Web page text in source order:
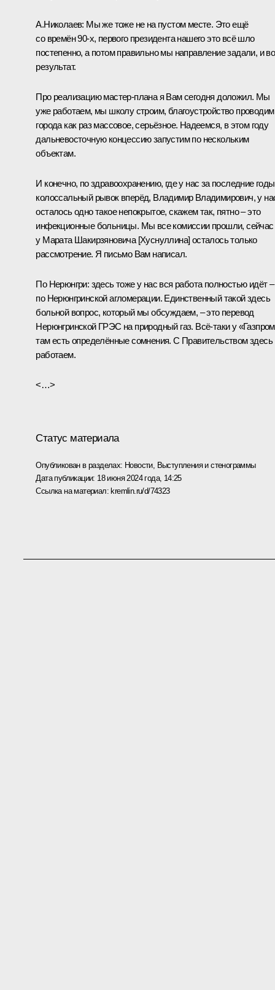
А.Николаев: Мы же тоже не на пустом месте. Это ещё
со времён 90-х, первого президента нашего это всё шло
постепенно, а потом правильно мы направление задали, и
результат.
Про реализацию мастер-плана я Вам сегодня доложил. Мы
уже работаем, мы школу строим, благоустройство проводим
города как раз массовое, серьёзное. Надеемся, в этом году
дальневосточную концессию запустим по нескольким
объектам.
И конечно, по здравоохранению, где у нас за последние годы
колоссальный рывок вперёд, Владимир Владимирович, у
осталось одно такое непокрытое, скажем так, пятно – это
инфекционные больницы. Мы все комиссии прошли, сейчас
у Марата Шакирзяновича [Хуснуллина] осталось только
рассмотрение. Я письмо Вам написал.
По Нерюнгри: здесь тоже у нас вся работа полностью идёт –
по Нерюнгринской агломерации. Единственный такой здесь
больной вопрос, который мы обсуждаем, – это перевод
Нерюнгринской ГРЭС на природный газ. Всё-таки у
там есть определённые сомнения. С Правительством здесь
работаем.
<…>
Статус материала
Опубликован в разделах: Новости, Выступления и стенограммы
Дата публикации: 18 июня 2024 года, 14:25
Ссылка на материал: kremlin.ru/d/74323